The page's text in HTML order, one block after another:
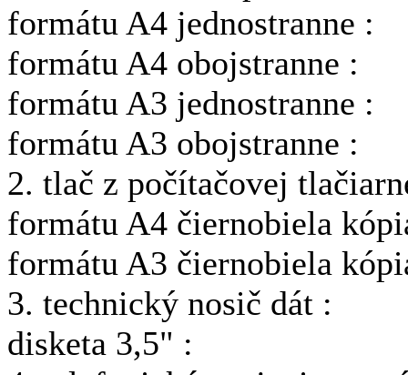
formátu A4 jednostranne :
formátu A4 obojstranne :
formátu A3 jednostranne :
formátu A3 obojstranne :
2. tlač z počítačovej
formátu A4 čiernobiela
formátu A3 čiernobiela
3. technický nosič dát :
disketa 3,5" :